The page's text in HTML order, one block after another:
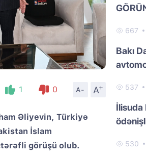
1 0 A- A
+
Əliyevin, Türkiyə
İslam
görüşü olub.
667
Bakı
537
İlisuda
530